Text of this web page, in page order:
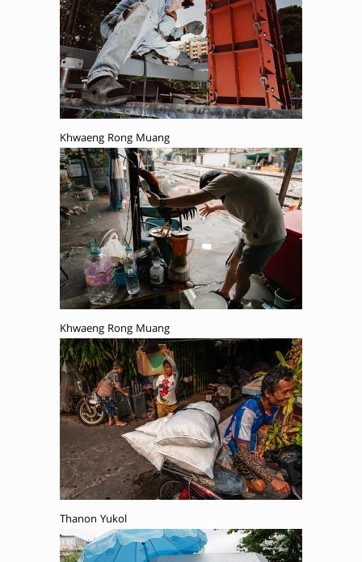
Khwaeng Rong Muang
Khwaeng Rong Muang
Thanon Yukol